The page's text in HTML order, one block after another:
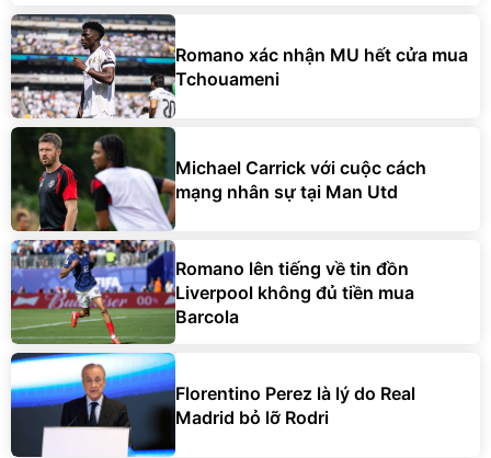
Romano xác nhận MU hết cửa mua
Tchouameni
Michael Carrick với cuộc cách
mạng nhân sự tại Man Utd
Romano lên tiếng về tin đồn
Liverpool không đủ tiền mua
Barcola
Florentino Perez là lý do Real
Madrid bỏ lỡ Rodri